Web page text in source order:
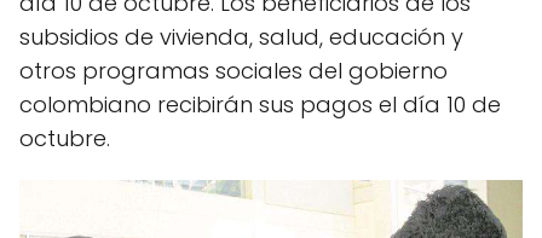
subsidios de vivienda, salud, educación y
otros programas sociales del gobierno
colombiano recibirán sus pagos el día 10 de
octubre.